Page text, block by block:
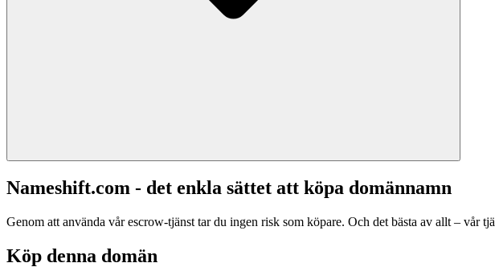
Nameshift.com - det enkla sättet att köpa domännamn
Genom att använda vår escrow-tjänst tar du ingen risk som köpare. Och det bästa av allt – vår
Köp denna domän